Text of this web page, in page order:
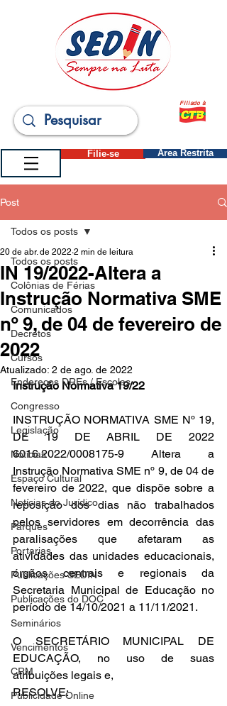
Filiado à
Filie-se Área Restrita
Post
Todos os posts
Colônias de Férias
Comunicados
Decretos
Cursos
Endereços DREs / Escolas
Congresso
Legislação
Notícias
Espaço Cultural
Notícias do Jurídico
Parques
Portarias
Publicações SEDIN
Publicações do DOC
Seminários
Vencimentos
CRM
Publicidade Online
Todos os posts
IN 19/2022-Altera a
Instrução Normativa SME
nº 9, de 04 de fevereiro de
2022
20 de abr. de 2022 2 min de leitura
Atualizado: 2 de ago. de 2022
Instrução Normativa 19/22
INSTRUÇÃO NORMATIVA SME Nº 19,
DE 19 DE ABRIL DE 2022
6016.2022/0008175-9 Altera a
Instrução Normativa SME nº 9, de 04 de
fevereiro de 2022, que dispõe sobre a
reposição dos dias não trabalhados
pelos servidores em decorrência das
paralisações que afetaram as
atividades das unidades educacionais,
órgãos centrais e regionais da
Secretaria Municipal de Educação no
período de 14/10/2021 a 11/11/2021.
O SECRETÁRIO MUNICIPAL DE
EDUCAÇÃO, no uso de suas
atribuições legais e,
RESOLVE: